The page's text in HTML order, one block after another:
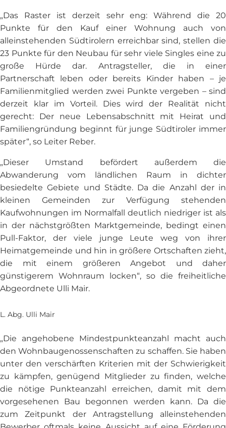
„Das Raster ist derzeit sehr eng: Während die 20
Punkte für den Kauf einer Wohnung auch von
alleinstehenden Südtirolern erreichbar sind, stellen die
23 Punkte für den Neubau für sehr viele Singles eine zu
große Hürde dar. Antragsteller, die in einer
Partnerschaft leben oder bereits Kinder haben – je
Familienmitglied werden zwei Punkte vergeben – sind
derzeit klar im Vorteil. Dies wird der Realität nicht
gerecht: Der neue Lebensabschnitt mit Heirat und
Familiengründung beginnt für junge Südtiroler immer
später“, so Leiter Reber.
„Dieser Umstand befördert außerdem die
Abwanderung vom ländlichen Raum in dichter
besiedelte Gebiete und Städte. Da die Anzahl der in
kleinen Gemeinden zur Verfügung stehenden
Kaufwohnungen im Normalfall deutlich niedriger ist als
in der nächstgrößten Marktgemeinde, bedingt einen
Pull-Faktor, der viele junge Leute weg von ihrer
Heimatgemeinde und hin in größere Ortschaften zieht,
die mit einem größeren Angebot und daher
günstigerem Wohnraum locken“, so die freiheitliche
Abgeordnete Ulli Mair.
L. Abg. Ulli Mair
„Die angehobene Mindestpunkteanzahl macht auch
den Wohnbaugenossenschaften zu schaffen. Sie haben
unter den verschärften Kriterien mit der Schwierigkeit
zu kämpfen, genügend Mitglieder zu finden, welche
die nötige Punkteanzahl erreichen, damit mit dem
vorgesehenen Bau begonnen werden kann. Da die
zum Zeitpunkt der Antragstellung alleinstehenden